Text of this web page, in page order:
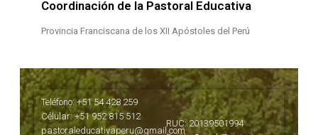
Coordinación de la Pastoral Educativa
Provincia Franciscana de los XII Apóstoles del Perú
Teléfono: +51 54 428 259
Célular: +51 952 815 512
pastoraleducativaperu@gmail.com
RUC: 20139501994